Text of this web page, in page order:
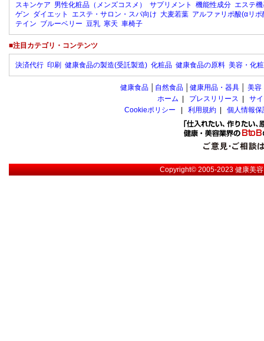
スキンケア 男性化粧品（メンズコスメ） サプリメント 機能性成分 エステ
ゲン ダイエット エステ・サロン・スパ向け 大麦若葉 アルファリポ酸(αリポ
テイン ブルーベリー 豆乳 寒天 車椅子
■注目カテゴリ・コンテンツ
決済代行 印刷 健康食品の製造(受託製造) 化粧品 健康食品の原料 美容・化
健康食品 自然食品 健康用品・器具 美容
ホーム
プレスリリース
サ
Cookieポリシー
利用規約 個人情報
Copyright© 2005-2023健康美